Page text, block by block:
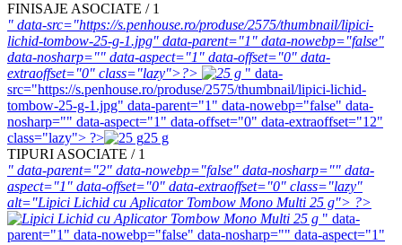
FINISAJE ASOCIATE / 1
" data-src="https://s.penhouse.ro/produse/2575/thumbnail/lipici-
lichid-tombow-25-g-1.jpg" data-parent="1" data-nowebp="false"
data-nosharp="" data-aspect="1" data-offset="0" data-
extraoffset="0" class="lazy">?>
" data-
src="https://s.penhouse.ro/produse/2575/thumbnail/lipici-lichid-
tombow-25-g-1.jpg" data-parent="1" data-nowebp="false" data-
nosharp="" data-aspect="1" data-offset="0" data-extraoffset="12"
class="lazy"> ?>
25 g
TIPURI ASOCIATE / 1
" data-parent="2" data-nowebp="false" data-nosharp="" data-
aspect="1" data-offset="0" data-extraoffset="0" class="lazy"
alt="Lipici Lichid cu Aplicator Tombow Mono Multi 25 g"> ?>
" data-
parent="1" data-nowebp="false" data-nosharp="" data-aspect="1"